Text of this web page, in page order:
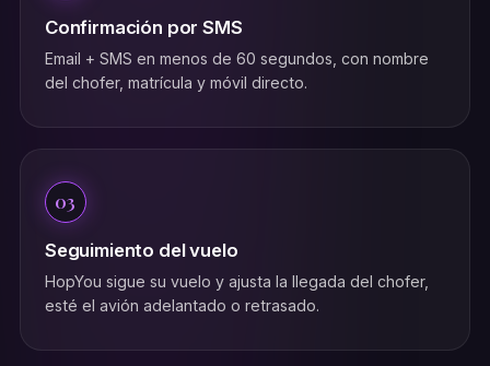
Confirmación por SMS
Email + SMS en menos de 60 segundos, con nombre
del chofer, matrícula y móvil directo.
03
Seguimiento del vuelo
HopYou sigue su vuelo y ajusta la llegada del chofer,
esté el avión adelantado o retrasado.